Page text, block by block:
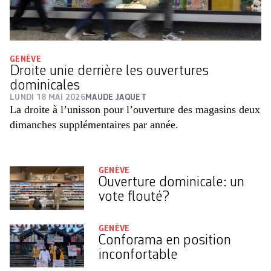
GENÈVE
Droite unie derrière les ouvertures
dominicales
LUNDI 18 MAI 2026MAUDE JAQUET
La droite à l’unisson pour l’ouverture des magasins deux
dimanches supplémentaires par année.
GENÈVE
Ouverture dominicale: un
vote flouté?
GENÈVE
Conforama en position
inconfortable